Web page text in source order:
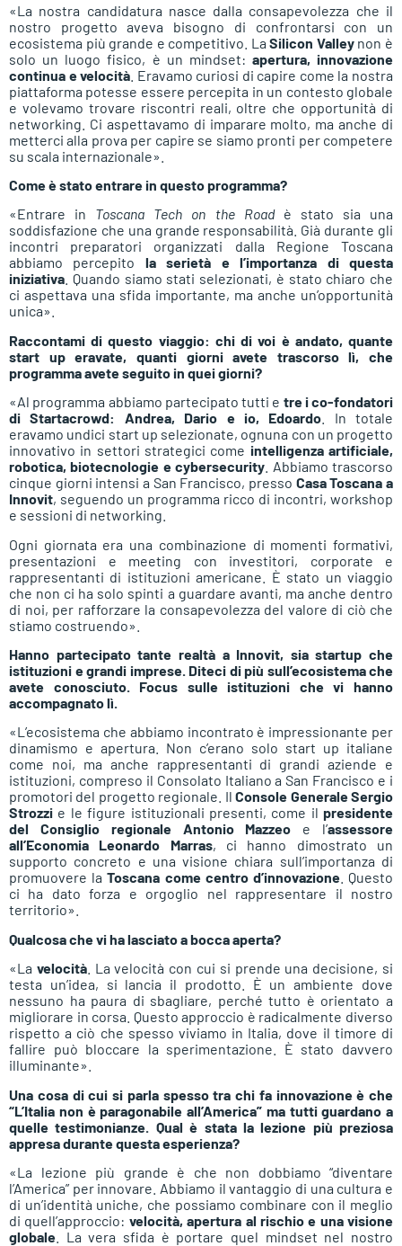
«La nostra candidatura nasce dalla consapevolezza che il
nostro progetto aveva bisogno di confrontarsi con un
ecosistema più grande e competitivo. LaSilicon Valleynon è
solo un luogo fisico, è un mindset: apertura, innovazione
continua e velocità . Eravamo curiosi di capire come la nostra
piattaforma potesse essere percepita in un contesto globale
e volevamo trovare riscontri reali, oltre che opportunità di
networking. Ci aspettavamo di imparare molto, ma anche di
metterci alla prova per capire se siamo pronti per competere
su scala internazionale».
Come è stato entrare in questo programma?
«Entrare in Toscana Tech on the Roadè stato sia una
soddisfazione che una grande responsabilità. Già durante gli
incontri preparatori organizzati dalla Regione Toscana
abbiamo percepito la
serietà e l’importanza di questa
iniziativa . Quando siamo stati selezionati, è stato chiaro che
ci aspettava una sfida importante, ma anche un’opportunità
unica».
Raccontami di questo viaggio: chi di voi è andato, quante
start up eravate, quanti giorni avete trascorso lì, che
programma avete seguito in quei giorni?
«Al programma abbiamo partecipato tutti e tre i co-fondatori
di Startacrowd: Andrea, Dario e io, Edoardo . In totale
eravamo undici start up selezionate, ognuna con un progetto
innovativo in settori strategici come intelligenza artificiale,
robotica, biotecnologie e cybersecurity . Abbiamo trascorso
cinque giorni intensi a San Francisco, presso Casa Toscana a
Innovit, seguendo un programma ricco di incontri, workshop
e sessioni di networking.
Ogni giornata era una combinazione di momenti formativi,
presentazioni e meeting con investitori, corporate e
rappresentanti di istituzioni americane. È stato un viaggio
che non ci ha solo spinti a guardare avanti, ma anche dentro
di noi, per rafforzare la consapevolezza del valore di ciò che
stiamo costruendo».
Hanno partecipato tante realtà a Innovit, sia startup che
istituzioni e grandi imprese. Diteci di più sull’ecosistema che
avete conosciuto. Focus sulle istituzioni che vi hanno
accompagnato lì.
«L’ecosistema che abbiamo incontrato è impressionante per
dinamismo e apertura. Non c’erano solo start up italiane
come noi, ma anche rappresentanti di grandi aziende e
istituzioni, compreso il Consolato Italiano a San Francisco e i
promotori del progetto regionale. IlConsole Generale Sergio
Strozzi e le figure istituzionali presenti, come il presidente
del
Consiglio regionale Antonio Mazzeo e l’assessore
all’Economia Leonardo Marras, ci hanno dimostrato un
supporto concreto e una visione chiara sull’importanza di
promuovere laToscana come centro d’innovazione. Questo
ci ha dato forza e orgoglio nel rappresentare il nostro
territorio».
Qualcosa che vi ha lasciato a bocca aperta?
«La velocità. La velocità con cui si prende una decisione, si
testa un’idea, si lancia il prodotto. È un ambiente dove
nessuno ha paura di sbagliare, perché tutto è orientato a
migliorare in corsa. Questo approccio è radicalmente diverso
rispetto a ciò che spesso viviamo in Italia, dove il timore di
fallire può bloccare la sperimentazione. È stato davvero
illuminante».
Una cosa di cui si parla spesso tra chi fa innovazione è che
“L’Italia non è paragonabile all’America” ma tutti guardano a
quelle testimonianze. Qual è stata la lezione più preziosa
appresa durante questa esperienza?
«La lezione più grande è che non dobbiamo “diventare
l’America” per innovare. Abbiamo il vantaggio di una cultura e
di un’identità uniche, che possiamo combinare con il meglio
di quell’approccio: velocità, apertura al rischio e una visione
globale . La vera sfida è portare quel mindset nel nostro